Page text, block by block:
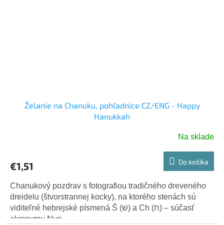
Želanie na Chanuku, pohľadnice CZ/ENG - Happy
Hanukkah
Na sklade
€1,51 Do košíka
Chanukový pozdrav s fotografiou tradičného dreveného
dreidelu (štvorstrannej kocky), na ktorého stenách sú
viditeľné hebrejské písmená Š (שׁ) a Ch (ח) – súčasť
akronymu Nun,...